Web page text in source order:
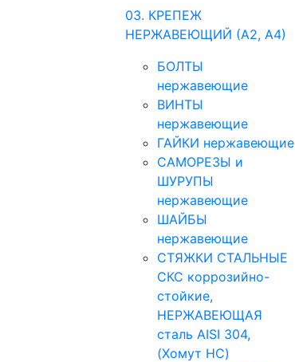
03. КРЕПЕЖ
НЕРЖАВЕЮЩИЙ (А2, А4)
БОЛТЫ
нержавеющие
ВИНТЫ
нержавеющие
ГАЙКИ нержавеющие
САМОРЕЗЫ и
ШУРУПЫ
нержавеющие
ШАЙБЫ
нержавеющие
СТЯЖКИ СТАЛЬНЫЕ
СКС коррозийно-
стойкие,
НЕРЖАВЕЮЩАЯ
сталь AISI 304,
(Хомут НС)